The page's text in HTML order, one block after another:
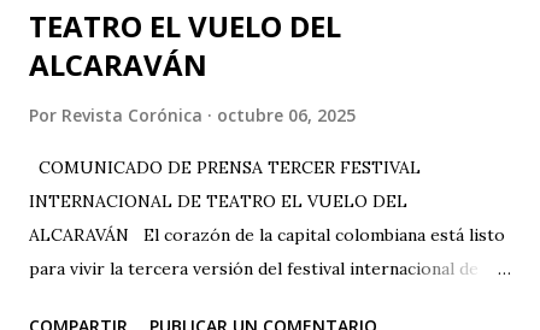
TEATRO EL VUELO DEL
ALCARAVÁN
Por Revista Corónica octubre 06, 2025
COMUNICADO DE PRENSA TERCER FESTIVAL
INTERNACIONAL DE TEATRO EL VUELO DEL
ALCARAVÁN El corazón de la capital colombiana está listo
para vivir la tercera versión del festival internacional de